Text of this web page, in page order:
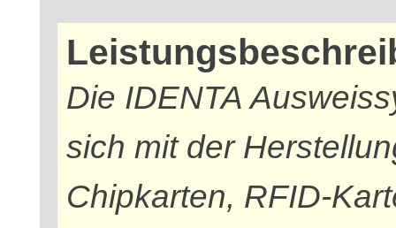
Die IDENTA
sich mit der
Chipkarten, RFID-